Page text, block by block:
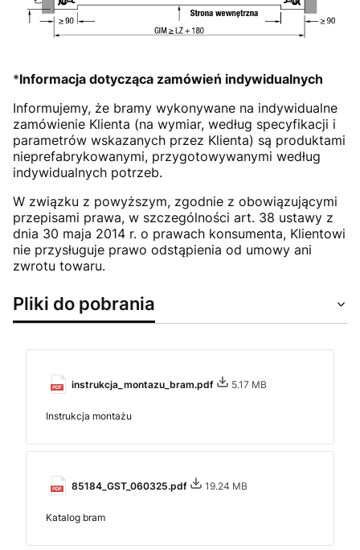
*Informacja dotycząca zamówień indywidualnych
Informujemy, że bramy wykonywane na indywidualne
zamówienie Klienta (na wymiar, według specyfikacji i
parametrów wskazanych przez Klienta) są produktami
nieprefabrykowanymi, przygotowywanymi według
indywidualnych potrzeb.
W związku z powyższym, zgodnie z obowiązującymi
przepisami prawa, w szczególności art. 38 ustawy z
dnia 30 maja 2014 r. o prawach konsumenta, Klientowi
nie przysługuje prawo odstąpienia od umowy ani
zwrotu towaru.
Pliki do pobrania
instrukcja_montazu_bram.pdf 5.17 MB
Instrukcja montażu
85184_GST_060325.pdf 19.24 MB
Katalog bram